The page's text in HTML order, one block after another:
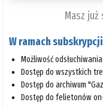
Masz już
W ramach
Możliwość
Dostęp do wszystkich
Dostęp do archiwum
Dostęp do felietonów